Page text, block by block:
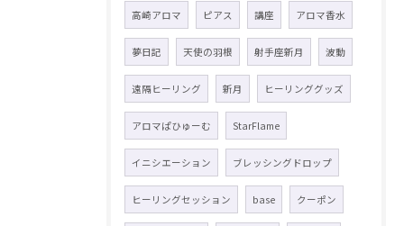
高崎アロマ ピアス 講座 アロマ香水
夢日記 天使の羽根 射手座新月 波動
遠隔ヒーリング 新月 ヒーリンググッズ
アロマぱひゅーむ StarFlame
イニシエーション ブレッシングドロップ
ヒーリングセッション base クーポン